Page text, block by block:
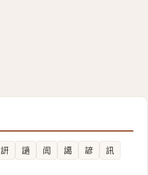
詽 讁 訚 譪 諺
訊